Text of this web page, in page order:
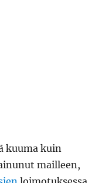
kuuma kuin
mailleen,